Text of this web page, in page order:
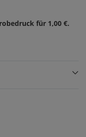
für 1,00 €.